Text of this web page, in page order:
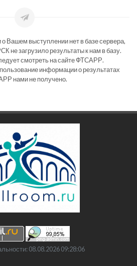
Вашем выступлении нет в базе сервера,
не загрузило результаты к нам в базу.
смотреть на сайте ФТСАРР.
информации о результатах
нами не получено.
08.08.2026 09:28:06